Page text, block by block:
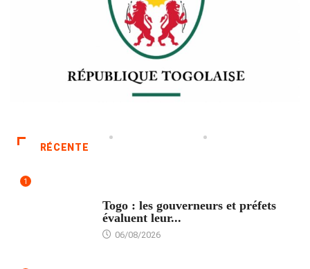
RÉCENTE
1
Togo : les gouverneurs et préfets
évaluent leur...
06/08/2026